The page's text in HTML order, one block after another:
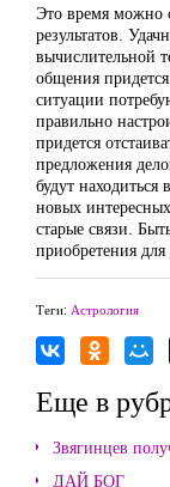
Это время можно
результатов.
вычислительной
общения
ситуации
правильно
придется
предложения
будут
новых
старые связи.
приобретения
Теги: Астрология
Еще в
Звягинцев
ДАЙ БОГ